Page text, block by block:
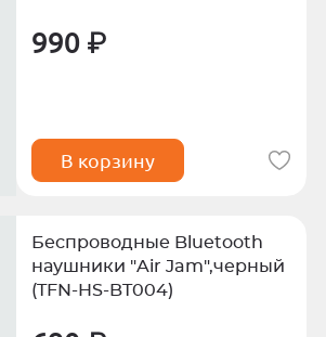
990 ₽
В корзину
Беспроводные Bluetooth
наушники "Air Jam",черный
(TFN-HS-BT004)